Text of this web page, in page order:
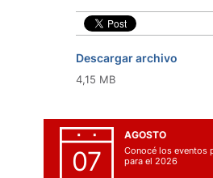
Descargar archivo
4,15 MB
07
AGOSTO
Conocé los eventos
para el 2026